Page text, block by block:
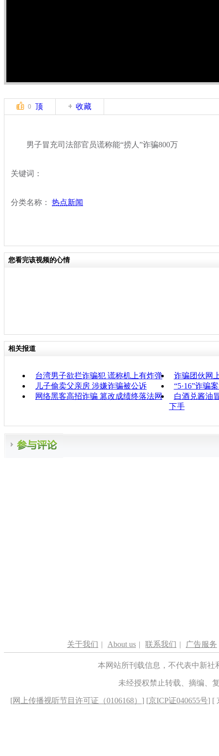
0 顶 收藏
男子冒充司法部官员谎称能“捞人”诈骗800万
关键词：
分类名称： 热点新闻
您看完该视频的心情
相关报道
台湾男子欲拦诈骗犯 谎称机上有炸弹
诈骗团伙网
儿子偷卖父亲房 涉嫌诈骗被公诉
“5·16”诈骗
网络黑客高招诈骗 篡改成绩终落法网
白酒兑酱油
下手
关于我们 | About us | 联系我们 | 广告服务
本网站所刊载信息，不代表中新
未经授权禁止转载、摘编、
[网上传播视听节目许可证（0106168） ] [京ICP证040655号] [